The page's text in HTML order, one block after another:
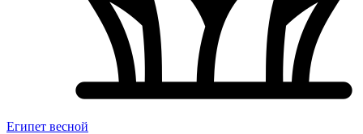
Египет весной